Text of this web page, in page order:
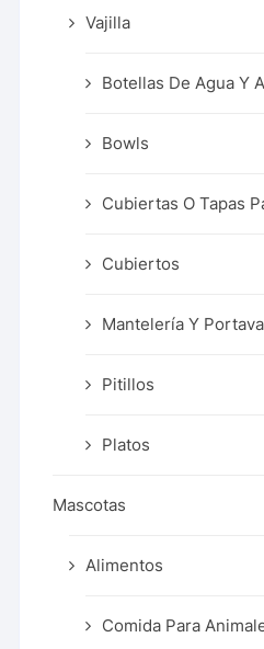
Vajilla
Botellas De Agua Y
Bowls
Cubiertas O Tapas
Cubiertos
Mantelería Y
Pitillos
Platos
Mascotas
Alimentos
Comida Para